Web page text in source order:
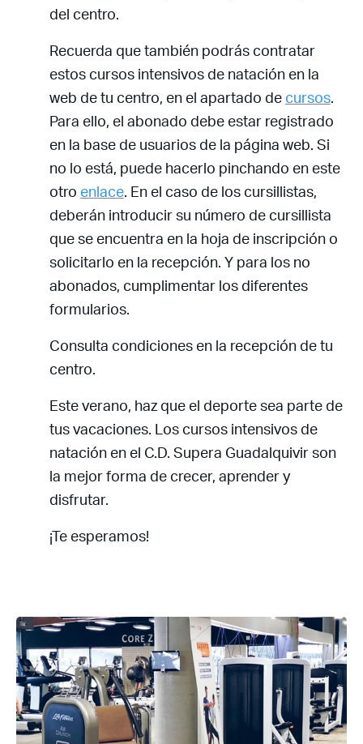
Acceso socios
del centro.
Recuerda que también podrás contratar
estos cursos intensivos de natación en la
web de tu centro, en el apartado de cursos.
Para ello, el abonado debe estar registrado
en la base de usuarios de la página web. Si
no lo está, puede hacerlo pinchando en este
otro enlace. En el caso de los cursillistas,
deberán introducir su número de cursillista
que se encuentra en la hoja de inscripción o
solicitarlo en la recepción. Y para los no
abonados, cumplimentar los diferentes
formularios.
Consulta condiciones en la recepción de tu
centro.
Este verano, haz que el deporte sea parte de
tus vacaciones. Los cursos intensivos de
natación en el C.D. Supera Guadalquivir son
la mejor forma de crecer, aprender y
disfrutar.
¡Te esperamos!